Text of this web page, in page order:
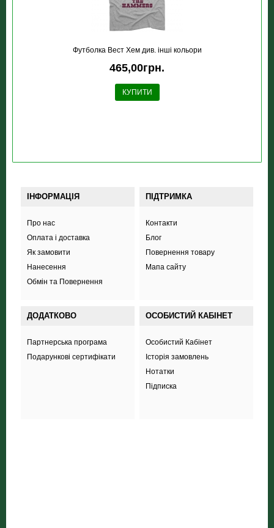
Футболка Вест Хем див. інші кольори
465,00грн.
КУПИТИ
ІНФОРМАЦІЯ
Про нас
Оплата і доставка
Як замовити
Нанесення
Обмін та Повернення
ПІДТРИМКА
Контакти
Блог
Повернення товару
Мапа сайту
ДОДАТКОВО
Партнерська програма
Подарункові сертифікати
ОСОБИСТИЙ КАБІНЕТ
Особистий Кабінет
Історія замовлень
Нотатки
Підписка